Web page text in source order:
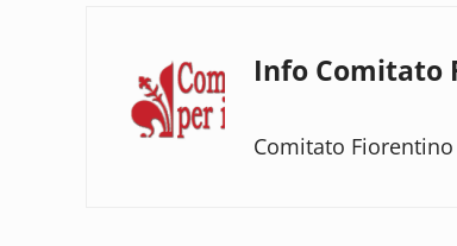
Info Comitato
Comitato